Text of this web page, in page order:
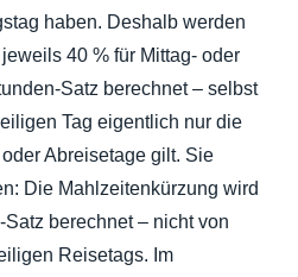
haben. Deshalb werden
40 % für Mittag- oder
Satz berechnet – selbst
Tag eigentlich nur die
Abreisetage gilt. Sie
Die Mahlzeitenkürzung wird
berechnet – nicht von
Reisetags. Im